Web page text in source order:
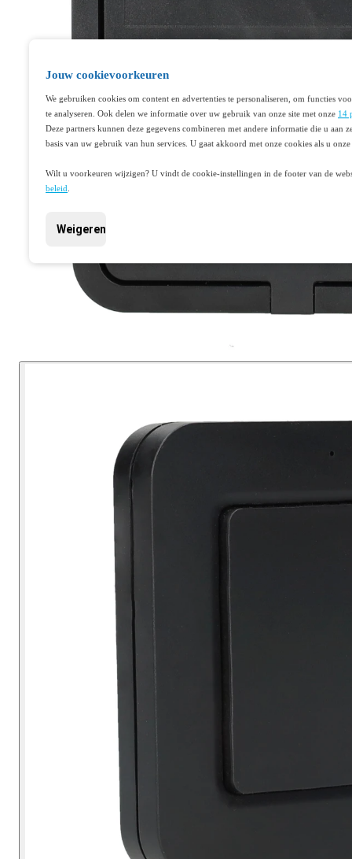
Jouw cookievoorkeuren
We gebruiken cookies om content en advertenties te personaliseren, om functies
te analyseren. Ook delen we informatie over uw gebruik van onze site met onze 14
Deze partners kunnen deze gegevens combineren met andere informatie die u aan
basis van uw gebruik van hun services. U gaat akkoord met onze cookies als u
Wilt u voorkeuren wijzigen? U vindt de cookie-instellingen in de footer van de
beleid
Weigeren